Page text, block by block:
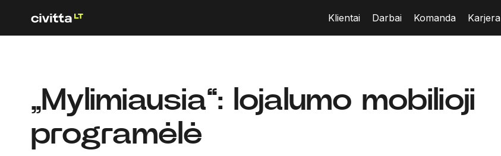
Klientai Darbai Komanda Karjera
„Mylimiausia“: lojalumo mobilioji
programėlė